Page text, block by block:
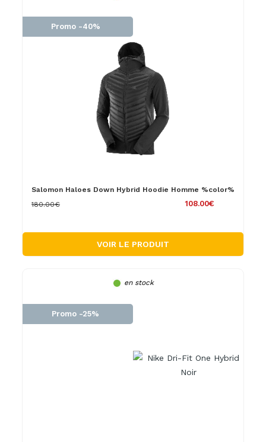
Promo -40%
Salomon Haloes Down Hybrid Hoodie Homme %color%
108.00€
180.00€
VOIR LE PRODUIT
en stock
Promo -25%